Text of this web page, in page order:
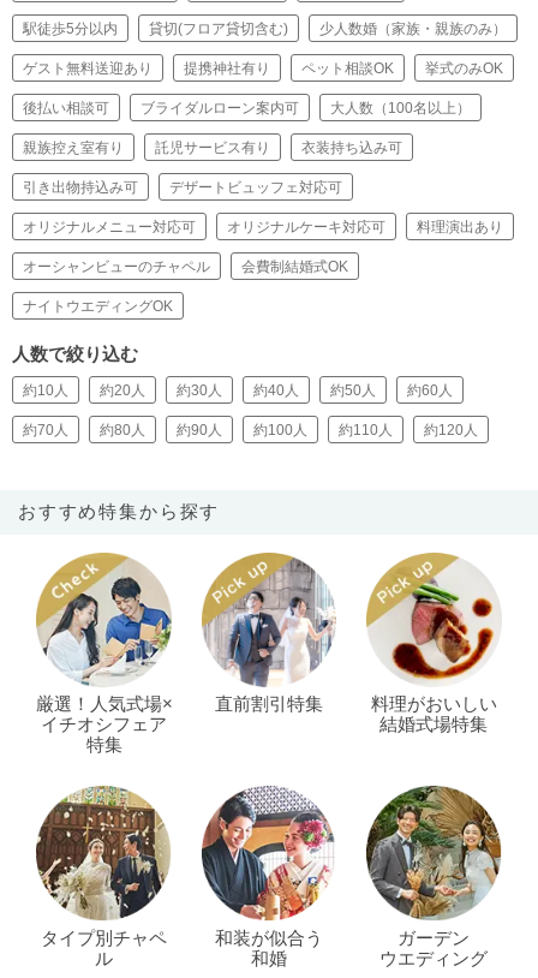
駅徒歩5分以内 貸切(フロア貸切含む) 少人数婚（家族・親族のみ）
ゲスト無料送迎あり 提携神社有り ペット相談OK 挙式のみOK
後払い相談可 ブライダルローン案内可 大人数（100名以上）
親族控え室有り 託児サービス有り 衣装持ち込み可
引き出物持込み可 デザートビュッフェ対応可
オリジナルメニュー対応可 オリジナルケーキ対応可 料理演出あり
オーシャンビューのチャペル 会費制結婚式OK
ナイトウエディングOK
人数で絞り込む
約10人 約20人 約30人 約40人 約50人 約60人
約70人 約80人 約90人 約100人 約110人 約120人
おすすめ特集から探す
厳選！人気式場×
イチオシフェア
特集
直前割引特集
料理がおいしい
結婚式場特集
タイプ別チャペ
ル
和装が似合う
和婚
ガーデン
ウエディング